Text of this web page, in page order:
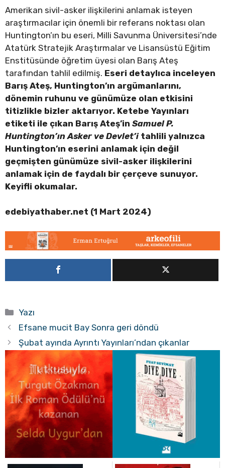
Amerikan sivil-asker ilişkilerini anlamak isteyen
araştırmacılar için önemli bir referans noktası olan
Huntington’ın bu eseri, Milli Savunma Üniversitesi’nde
Atatürk Stratejik Araştırmalar ve Lisansüstü Eğitim
Enstitüsünde öğretim üyesi olan Barış Ateş
tarafından tahlil edilmiş. Eseri detaylıca inceleyen
Barış Ateş, Huntington’ın argümanlarını,
dönemin ruhunu ve günümüze olan etkisini
titizlikle bizler aktarıyor. Ketebe Yayınları
etiketi ile çıkan Barış Ateş’in Samuel P.
Huntington’ın Asker ve Devlet’itahlili yalnızca
Huntington’ın eserini anlamak için değil
geçmişten günümüze sivil-asker ilişkilerini
anlamak için de faydalı bir çerçeve sunuyor.
Keyifli okumalar.
edebiyathaber.net (1 Mart 2024)
Kategoriler
Yazı
Efsane mucit Bay Sonra geri döndü
Şubat ayında Ayrıntı Yayınları’ndan çıkanlar